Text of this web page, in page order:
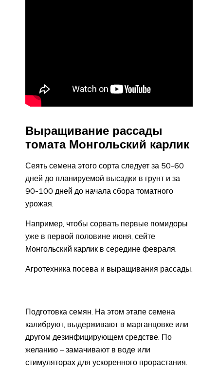
Выращивание рассады
томата Монгольский карлик
Сеять семена этого сорта следует за 50-60
дней до планируемой высадки в грунт и за
90-100 дней до начала сбора томатного
урожая.
Например, чтобы сорвать первые помидоры
уже в первой половине июня, сейте
Монгольский карлик в середине февраля.
Агротехника посева и выращивания рассады:
Подготовка семян. На этом этапе семена
калибруют, выдерживают в марганцовке или
другом дезинфицирующем средстве. По
желанию – замачивают в воде или
стимуляторах для ускоренного прорастания.